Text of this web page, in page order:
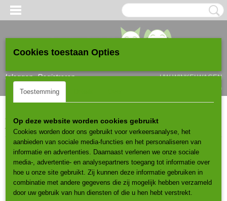
Inloggen Registreren
UW WINKELWAGEN
(0)
Home > Krabpalen Vanaf 150cm >
Duvoplus krabpaal COCO
Antraciet
Cookies toestaan Opties
Toestemming
Op deze website worden cookies gebruikt
Cookies worden door ons gebruikt voor verkeersanalyse, het
aanbieden van sociale media-functies en het personaliseren van
informatie en advertenties. Daarnaast verlenen we onze sociale
media-, advertentie- en analysepartners toegang tot informatie over
hoe u onze site gebruikt. Zij kunnen deze informatie gebruiken in
combinatie met andere gegevens die zij mogelijk hebben verzameld
door uw gebruik van hun diensten of die u hen hebt verstrekt.